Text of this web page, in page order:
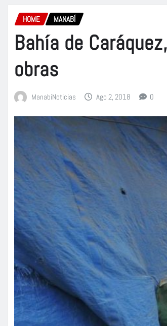
HOME MANABÍ
Bahía de
obras
ManabiNoticias Ago 2, 2018 0